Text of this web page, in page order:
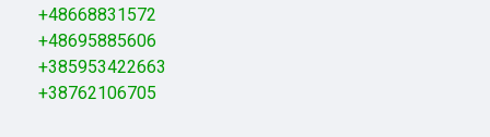
+48668831572
+48695885606
+385953422663
+38762106705